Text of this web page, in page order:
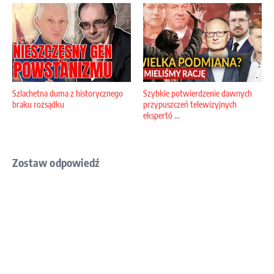
Szlachetna duma z historycznego
braku rozsądku
Szybkie potwierdzenie dawnych
przypuszczeń telewizyjnych
ekspertó ...
Zostaw odpowiedź